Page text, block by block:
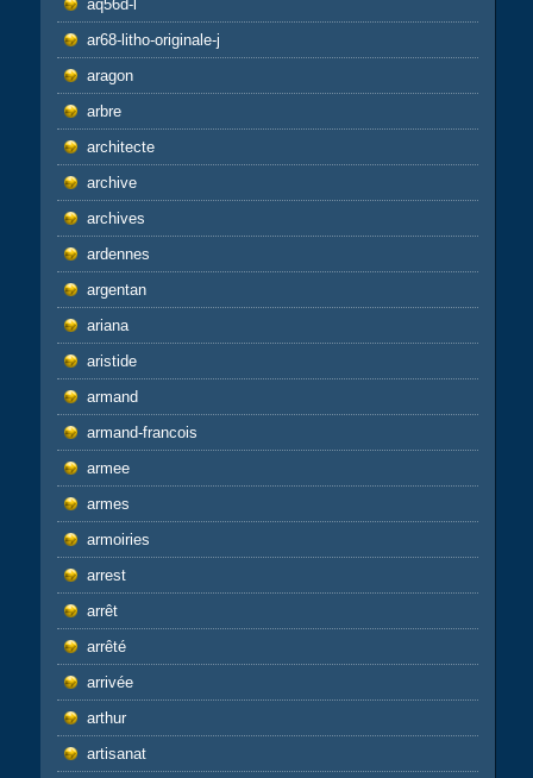
aq56d-l
ar68-litho-originale-j
aragon
arbre
architecte
archive
archives
ardennes
argentan
ariana
aristide
armand
armand-francois
armee
armes
armoiries
arrest
arrêt
arrêté
arrivée
arthur
artisanat